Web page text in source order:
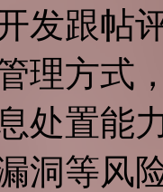
开发跟帖
理方式
处置能
洞等风